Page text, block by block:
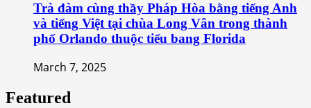
Trà đàm cùng thầy Pháp Hòa bằng tiếng Anh
và tiếng Việt tại chùa Long Vân trong thành
phố Orlando thuộc tiểu bang Florida
March 7, 2025
Featured